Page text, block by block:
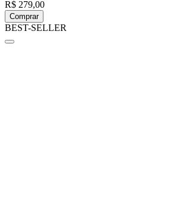
R$ 279,00
Comprar
BEST-SELLER